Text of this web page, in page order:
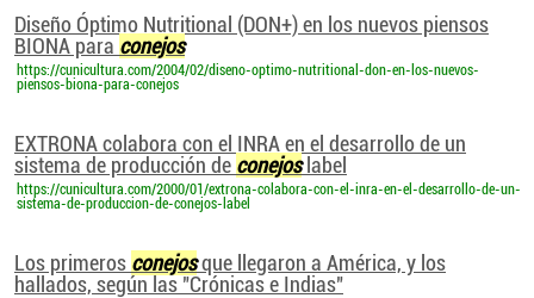
Diseño Óptimo Nutritional (DON+) en los nuevos piensos
BIONA para conejos
https://cunicultura.com/2004/02/diseno-optimo-nutritional-don-en-los-nuevos-
piensos-biona-para-conejos
EXTRONA colabora con el INRA en el desarrollo de un
sistema de producción de conejoslabel
https://cunicultura.com/2000/01/extrona-colabora-con-el-inra-en-el-desarrollo-de-un-
sistema-de-produccion-de-conejos-label
Los primeros conejosque llegaron a América, y los
hallados, según las "Crónicas e Indias"